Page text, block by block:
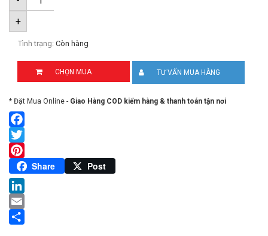
+
Tình trạng: Còn hàng
CHỌN MUA TƯ VẤN MUA HÀNG
* Đặt Mua Online - Giao Hàng COD kiểm hàng & thanh toán tận nơi
Facebook
Twitter
Pinterest
Share Post
LinkedIn
Email